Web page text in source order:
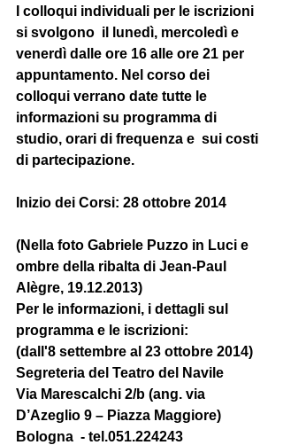
I colloqui individuali per le iscrizioni
si svolgono  il lunedì, mercoledì e
venerdì dalle ore 16 alle ore 21 per
appuntamento. Nel corso dei
colloqui verrano date tutte le
informazioni su programma di
studio, orari di frequenza e  sui costi
di partecipazione.
Inizio dei Corsi: 28 ottobre 2014
(Nella foto Gabriele Puzzo in Luci e
ombre della ribalta di Jean-Paul
Alègre, 19.12.2013)
Per le informazioni, i dettagli sul
programma e le iscrizioni:
(dall'8 settembre al 23 ottobre 2014)
Segreteria del Teatro del Navile
Via Marescalchi 2/b (ang. via
D’Azeglio 9 – Piazza Maggiore)
Bologna  - tel.051.224243